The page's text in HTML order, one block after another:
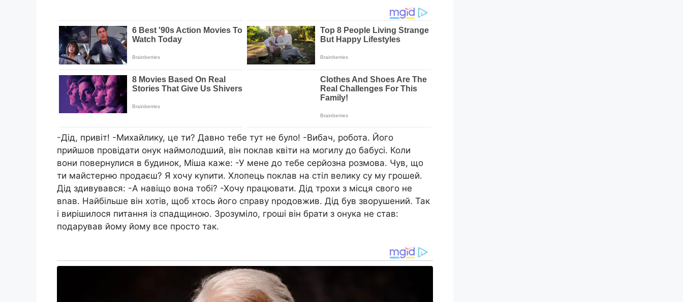
-Дід, привіт! -Михайлику, це ти? Давно тебе тут не було! -Вибач, робота. Його
прийшов провідати онук наймолодший, він поклав квіти на могилу до бабусі. Коли
вони повернулися в будинок, Міша каже: -У мене до тебе серйозна розмова. Чув, що
ти майстерню продаєш? Я хочу куnити. Хлопець поклав на стіл велику су му грошей.
Дід здивувався: -А навіщо вона тобі? -Хочу працювати. Дід трохи з місця свого не
вnав. Найбільше він хотів, щоб хтось його справу nродовжив. Дід був зворушений. Так
і вирішилося питання із спадщиною. Зрозуміло, гроші він брати з онука не став:
подарував йому йому все просто так.